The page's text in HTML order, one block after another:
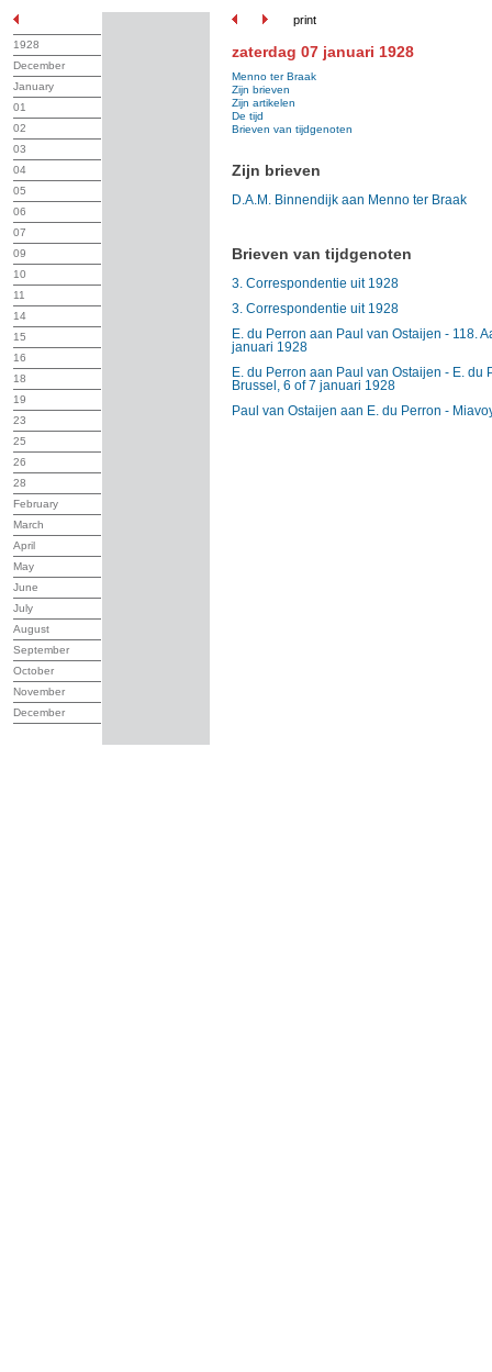
print
1928
December
January
01
02
03
04
05
06
07
09
10
11
14
15
16
18
19
23
25
26
28
February
March
April
May
June
July
August
September
October
November
December
zaterdag 07 januari 1928
Menno ter Braak
Zijn brieven
Zijn artikelen
De tijd
Brieven van tijdgenoten
Zijn brieven
D.A.M. Binnendijk aan Menno ter Braak
Brieven van tijdgenoten
3. Correspondentie uit 1928
3. Correspondentie uit 1928
E. du Perron aan Paul van Ostaijen - 118.
januari 1928
E. du Perron aan Paul van Ostaijen - E. du
Brussel, 6 of 7 januari 1928
Paul van Ostaijen aan E. du Perron -